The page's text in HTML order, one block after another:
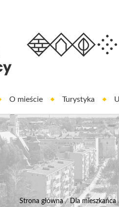
Invest In Oleśnica
O mieście Turystyka
Strona główna / Dla mieszkańca